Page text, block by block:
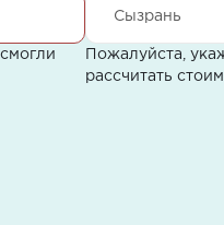
Пожалуйста,
рассчитать